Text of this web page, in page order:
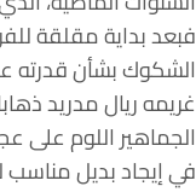
فبعد بداية مقلقة
الشكوك بشأن قدرته
غريمه ريال مدريد
الجماهير اللوم على
في إيجاد بديل مناسب